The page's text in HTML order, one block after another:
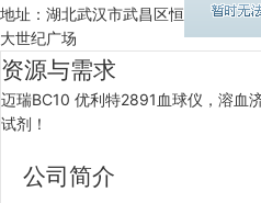
地址：湖北武汉市武昌区恒
大世纪广场
资源与需求
迈瑞BC10 优利特2891血球仪，溶血
试剂！
公司简介